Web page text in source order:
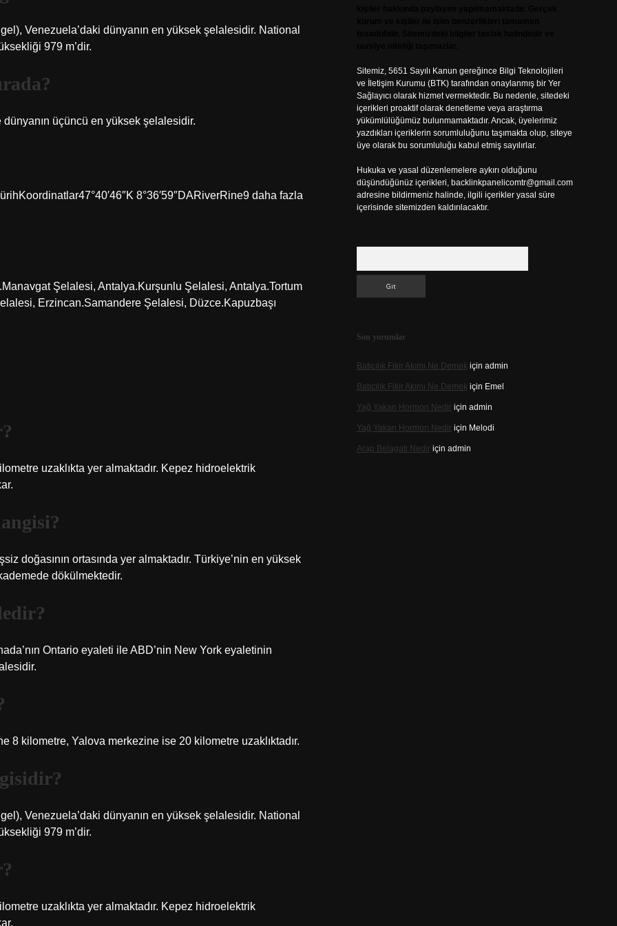
Venezuela’daki dünyanın en yüksek şelalesidir. National
979 m’dir.
üçüncü en yüksek şelalesidir.
8°36′59″DARiverRine9 daha fazla
Şelalesi, Antalya.Kurşunlu Şelalesi, Antalya.Tortum
Erzincan.Samandere Şelalesi, Düzce.Kapuzbaşı
uzaklıkta yer almaktadır. Kepez hidroelektrik
doğasının ortasında yer almaktadır. Türkiye’nin en yüksek
dökülmektedir.
Ontario eyaleti ile ABD’nin New York eyaletinin
8 kilometre, Yalova merkezine ise 20 kilometre uzaklıktadır.
Venezuela’daki dünyanın en yüksek şelalesidir. National
979 m’dir.
uzaklıkta yer almaktadır. Kepez hidroelektrik
Sitemiz, 5651 Sayılı Kanun gereğince Bilgi Teknolojileri
ve İletişim Kurumu (BTK) tarafından onaylanmış bir Yer
Sağlayıcı olarak hizmet vermektedir. Bu nedenle, sitedeki
içerikleri proaktif olarak denetleme veya araştırma
yükümlülüğümüz bulunmamaktadır. Ancak, üyelerimiz
yazdıkları içeriklerin sorumluluğunu taşımakta olup, siteye
üye olarak bu sorumluluğu kabul etmiş sayılırlar.
Hukuka ve yasal düzenlemelere aykırı olduğunu
düşündüğünüz içerikleri, backlinkpanelicomtr@gmail.com
adresine bildirmeniz halinde, ilgili içerikler yasal süre
içerisinde sitemizden kaldırılacaktır.
Son yorumlar
Batıcılık Fikir Akımı Ne Demek için admin
Batıcılık Fikir Akımı Ne Demek için Emel
Yağ Yakan Hormon Nediriçin admin
Yağ Yakan Hormon Nediriçin Melodi
Arap Belagati Nediriçin admin